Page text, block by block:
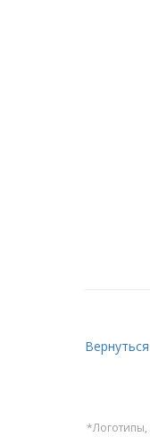
*Логотипы,